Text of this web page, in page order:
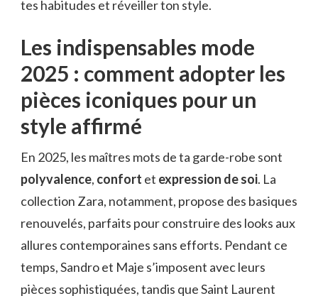
tes habitudes et réveiller ton style.
Les indispensables mode
2025 : comment adopter les
pièces iconiques pour un
style affirmé
En 2025, les maîtres mots de ta garde-robe sont
polyvalence, confort et expression de soi. La
collection Zara, notamment, propose des basiques
renouvelés, parfaits pour construire des looks aux
allures contemporaines sans efforts. Pendant ce
temps, Sandro et Maje s’imposent avec leurs
pièces sophistiquées, tandis que Saint Laurent